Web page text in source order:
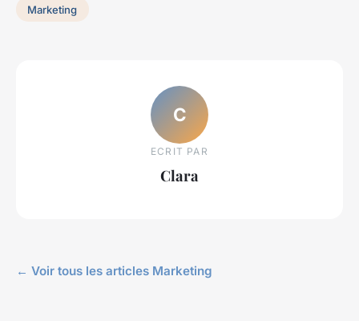
Marketing
C
ECRIT PAR
Clara
← Voir tous les articles Marketing